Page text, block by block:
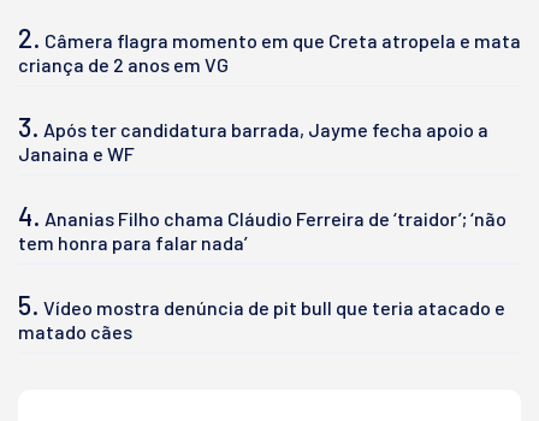
2. Câmera flagra momento em que Creta atropela e mata
criança de 2 anos em VG
3. Após ter candidatura barrada, Jayme fecha apoio a
Janaina e WF
4. Ananias Filho chama Cláudio Ferreira de ‘traidor’; ‘não
tem honra para falar nada’
5. Vídeo mostra denúncia de pit bull que teria atacado e
matado cães